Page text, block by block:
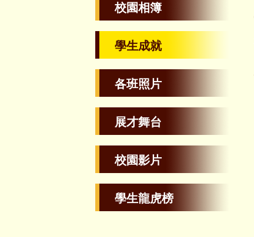
校園相簿
學生成就
各班照片
展才舞台
校園影片
學生龍虎榜